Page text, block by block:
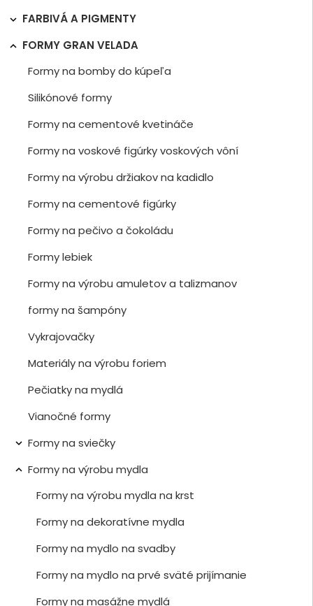
FARBIVÁ A PIGMENTY

FORMY GRAN VELADA

Formy na bomby do kúpeľa
Silikónové formy
Formy na cementové kvetináče
Formy na voskové figúrky voskových vôní
Formy na výrobu držiakov na kadidlo
Formy na cementové figúrky
Formy na pečivo a čokoládu
Formy lebiek
Formy na výrobu amuletov a talizmanov
formy na šampóny
Vykrajovačky
Materiály na výrobu foriem
Pečiatky na mydlá
Vianočné formy
Formy na sviečky

Formy na výrobu mydla

Formy na výrobu mydla na krst
Formy na dekoratívne mydla
Formy na mydlo na svadby
Formy na mydlo na prvé sväté prijímanie
Formy na masážne mydlá